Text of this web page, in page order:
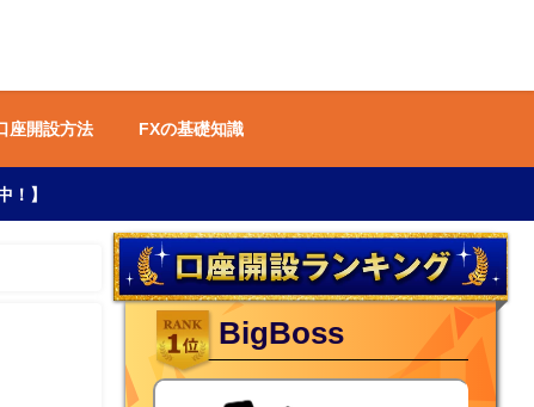
座開設方法 FXの基礎知識
！】
BigBoss